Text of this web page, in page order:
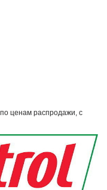
ценам распродажи, с